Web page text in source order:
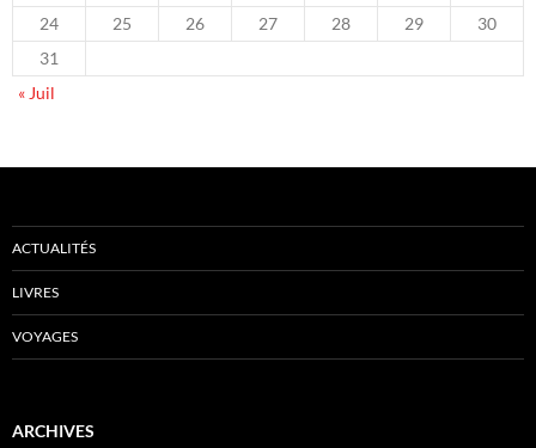
24
25 26 27 28 29
30
31
« Juil
ACTUALITÉS
LIVRES
VOYAGES
ARCHIVES